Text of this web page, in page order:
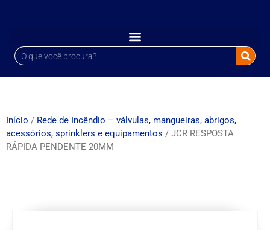
Início / Rede de Incêndio – válvulas, mangueiras, abrigos,
acessórios, sprinklers e equipamentos / JCR RESPOSTA
RÁPIDA PENDENTE 20MM